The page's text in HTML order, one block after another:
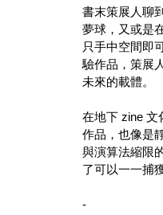
書末策展人聊
夢球，又或是
只手中空間即
驗作品，策展
未來的載體。
在地下 zine 文
作品，也像是
與演算法縮限
了可以一一捕
-